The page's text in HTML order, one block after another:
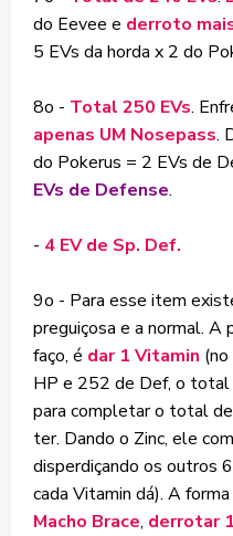
do Eevee e derroto
5 EVs da horda x 2 do
8o - Total 250 EVs.
apenas UM Nosepass.
do Pokerus = 2 EVs de
EVs de Defense.
- 4 EV de Sp. Def.
9o - Para esse item
preguiçosa e a normal. A
faço, é dar 1 Vitamin
HP e 252 de Def, o
para completar o total
ter. Dando o Zinc, ele
disperdiçando os outros
cada Vitamin dá). A
Macho Brace, derrotar